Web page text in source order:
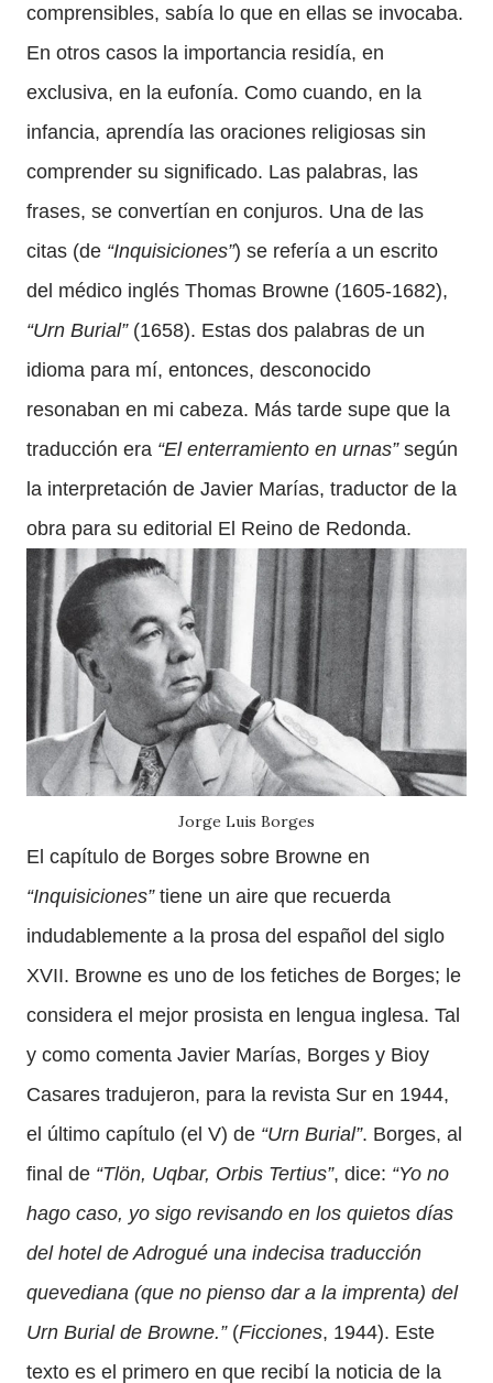
comprensibles, sabía lo que en ellas se invocaba.
En otros casos la importancia residía, en
exclusiva, en la eufonía. Como cuando, en la
infancia, aprendía las oraciones religiosas sin
comprender su significado. Las palabras, las
frases, se convertían en conjuros. Una de las
citas (de “Inquisiciones”) se refería a un escrito
del médico inglés Thomas Browne (1605-1682),
“Urn Burial”(1658). Estas dos palabras de un
idioma para mí, entonces, desconocido
resonaban en mi cabeza. Más tarde supe que la
traducción era “El enterramiento en urnas”según
la interpretación de Javier Marías, traductor de la
obra para su editorial El Reino de Redonda.
Jorge Luis Borges
El capítulo de Borges sobre Browne en
“Inquisiciones”tiene un aire que recuerda
indudablemente a la prosa del español del siglo
XVII. Browne es uno de los fetiches de Borges; le
considera el mejor prosista en lengua inglesa. Tal
y como comenta Javier Marías, Borges y Bioy
Casares tradujeron, para la revista Sur en 1944,
el último capítulo (el V) de “Urn Burial”. Borges, al
final de “Tlön, Uqbar, Orbis Tertius”, dice: “Yo no
hago caso, yo sigo revisando en los quietos días
del hotel de Adrogué una indecisa traducción
quevediana (que no pienso dar a la imprenta) del
Urn Burial de Browne.”(Ficciones, 1944). Este
texto es el primero en que recibí la noticia de la